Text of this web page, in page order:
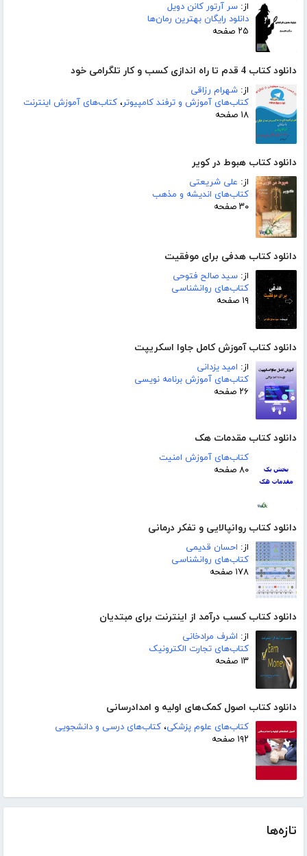
از: سر آرتور کانن دویل
دانلود رایگان بهترین رمان‌ها
۲۵ صفحه
دانلود کتاب 4 قدم تا راه اندازی کسب و کار تلگرامی خود
از: شهرام رزاقی
کتاب‌های آموزش و ترفند کامپیوتر، کتاب‌های آموزش اینترنت
۱۸ صفحه
دانلود کتاب هبوط در کویر
از: علی شریعتی
کتاب‌های اندیشه و مذهب
۳۰ صفحه
دانلود کتاب هدفی برای موفقیت
از: سید صالح فتوحی
کتاب‌های روانشناسی
۱۹ صفحه
دانلود کتاب آموزش کامل جاوا اسکریپت
از: امید یزدانی
کتاب‌های آموزش برنامه نویسی
۲۶ صفحه
دانلود کتاب مقدمات هک
کتاب‌های آموزش امنیت
۸۰ صفحه
دانلود کتاب روانپالایی و تفکر درمانی
از: احسان قدیمی
کتاب‌های روانشناسی
۱۷۸ صفحه
دانلود کتاب کسب درآمد از اینترنت برای مبتدیان
از: اشرف مرادخانی
کتاب‌های تجارت الکترونیک
۱۳ صفحه
دانلود کتاب اصول کمک‌های اولیه و امدادرسانی
کتاب‌های علوم پزشکی، کتاب‌های درسی و دانشجویی
۱۹۲ صفحه
تازه‌ها